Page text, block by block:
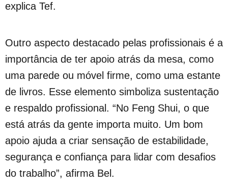
explica Tef.
Outro aspecto destacado pelas profissionais é a
importância de ter apoio atrás da mesa, como
uma parede ou móvel firme, como uma estante
de livros. Esse elemento simboliza sustentação
e respaldo profissional. “No Feng Shui, o que
está atrás da gente importa muito. Um bom
apoio ajuda a criar sensação de estabilidade,
segurança e confiança para lidar com desafios
do trabalho”, afirma Bel.